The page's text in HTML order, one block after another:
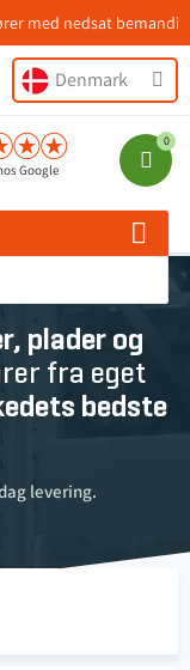
med nedsat bemanding
Denmark
Google
plader og
fra eget
bedste
levering.